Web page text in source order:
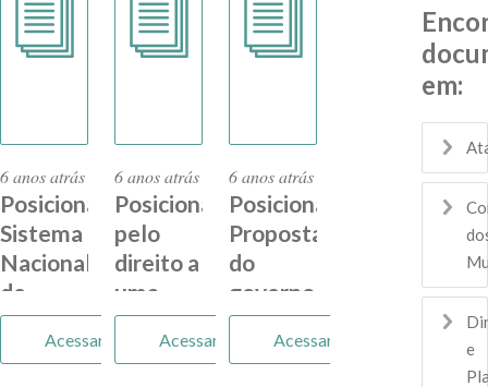
6 anos atrás
Posicionamento
Sistema
Nacional
de
Educação
Acessar
6 anos atrás
Posicionamento
pelo
direito a
uma
educação
inclusiva
Acessar
6 anos atrás
Posicionamento
Proposta
do
governo
federal
Acessar
em:
e